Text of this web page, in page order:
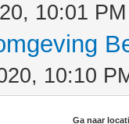
10:01 PM
10:10
Ga naar